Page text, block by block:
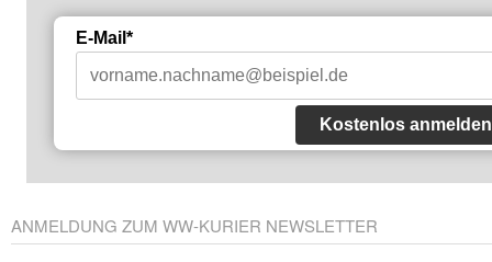
E-Mail*
Kostenlos anmelden
ANMELDUNG ZUM WW-KURIER NEWSLETTER